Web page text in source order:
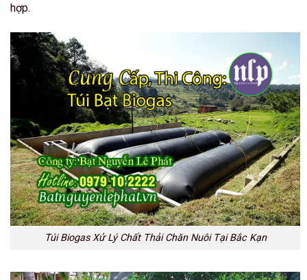
hợp.
Túi Biogas Xử Lý Chất Thải Chăn Nuôi Tại Bắc Kạn